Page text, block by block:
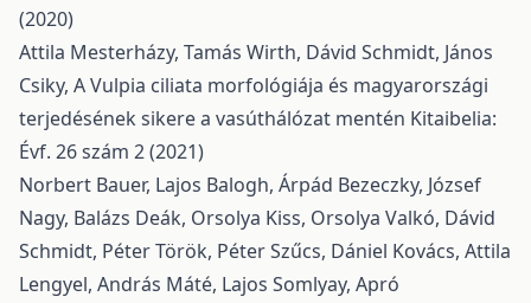
(2020)
Attila Mesterházy, Tamás Wirth, Dávid Schmidt, János
Csiky, A Vulpia ciliata morfológiája és magyarországi
terjedésének sikere a vasúthálózat mentén Kitaibelia:
Évf. 26 szám 2 (2021)
Norbert Bauer, Lajos Balogh, Árpád Bezeczky, József
Nagy, Balázs Deák, Orsolya Kiss, Orsolya Valkó, Dávid
Schmidt, Péter Török, Péter Szűcs, Dániel Kovács, Attila
Lengyel, András Máté, Lajos Somlyay, Apró